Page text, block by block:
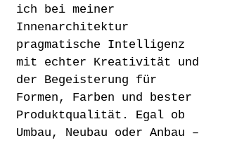
ich bei meiner
Innenarchitektur
pragmatische Intelligenz
mit echter Kreativität und
der Begeisterung für
Formen, Farben und bester
Produktqualität. Egal ob
Umbau, Neubau oder Anbau –